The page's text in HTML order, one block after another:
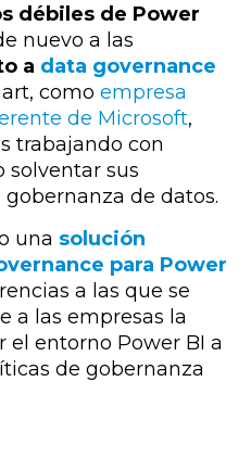
débiles de Power
nuevo a las
a data governance
como empresa
de Microsoft,
trabajando con
solventar sus
de datos.
una solución
para Power
a las que se
a las empresas la
entorno Power BI a
de gobernanza